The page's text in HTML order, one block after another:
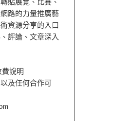
路的力量推廣藝
資源分享的入口
評論、文章深入
說明
及任何合作可